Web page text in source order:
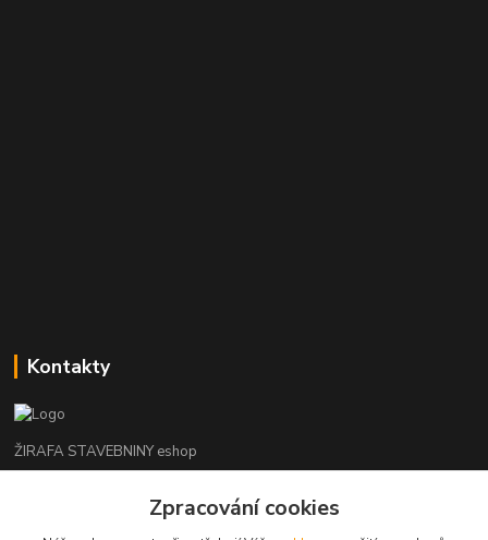
Kontakty
ŽIRAFA STAVEBNINY eshop
+420 312 685 342Zpracování cookies